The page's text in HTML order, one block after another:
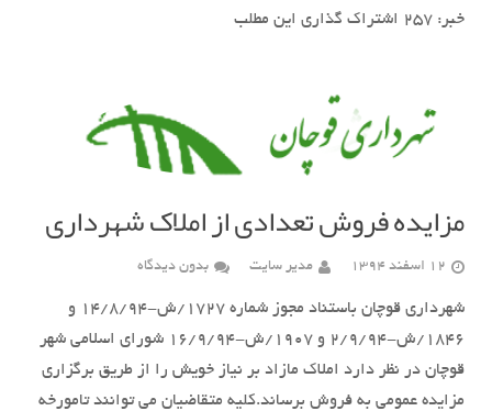
خبر: ٢۵٧ اشتراک گذاری این مطلب
مزایده فروش تعدادی از املاک شهرداری
12 اسفند 1394 مدیر سایت بدون دیدگاه
شهرداری قوچان باستناد مجوز شماره ۱۷۲۷/ش-۱۴/۸/۹۴ و
۱۸۴۶/ش-۲/۹/۹۴ و ۱۹۰۷/ش-۱۶/۹/۹۴ شورای اسلامی شهر
قوچان در نظر دارد املاک مازاد بر نیاز خویش را از طریق برگزاری
مزایده عمومی به فروش برساند.کلیه متقاضیان می توانند تامورخه